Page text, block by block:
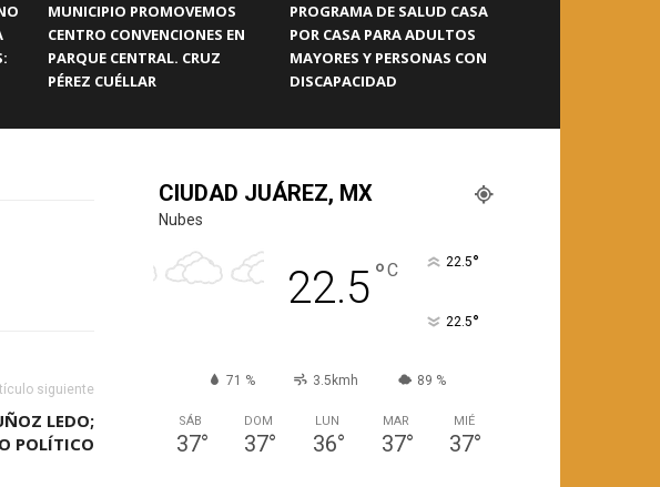
MUNICIPIO PROMOVEMOS
CENTRO CONVENCIONES EN
PARQUE CENTRAL. CRUZ
PÉREZ CUÉLLAR
PROGRAMA DE SALUD CASA
POR CASA PARA ADULTOS
MAYORES Y PERSONAS CON
DISCAPACIDAD
siguiente
LEDO;
POLÍTICO
CIUDAD JUÁREZ, MX
Nubes
22.5°C 22.5°
22.5°
71 % 3.5kmh 89 %
SÁB
37°
DOM
37°
LUN
36°
MAR
37°
MIÉ
37°